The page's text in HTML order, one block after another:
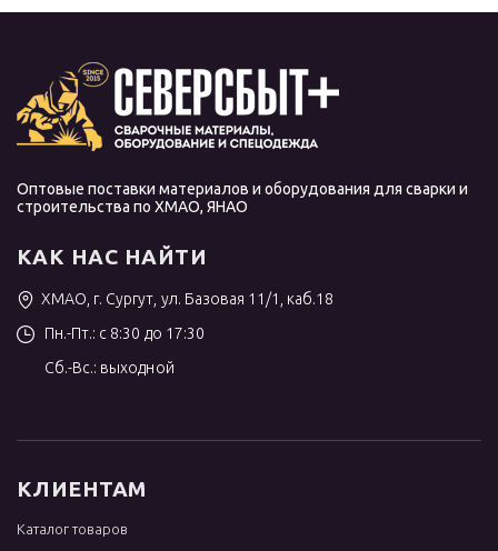
Оптовые поставки материалов и оборудования для сварки и
строительства по ХМАО, ЯНАО
КАК НАС НАЙТИ
ХМАО, г. Сургут, ул. Базовая 11/1, каб.18
Пн.-Пт.: с 8:30 до 17:30
Сб.-Вс.: выходной
КЛИЕНТАМ
Каталог товаров